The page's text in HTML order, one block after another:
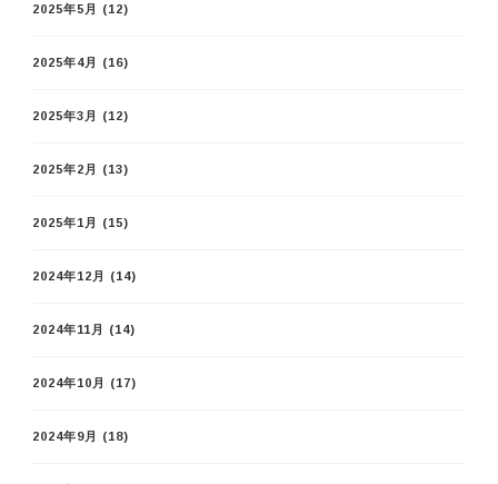
2025年5月 (12)
2025年4月 (16)
2025年3月 (12)
2025年2月 (13)
2025年1月 (15)
2024年12月 (14)
2024年11月 (14)
2024年10月 (17)
2024年9月 (18)